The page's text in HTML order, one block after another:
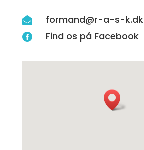
 formand@r-a-s-k.dk
 Find os på Facebook